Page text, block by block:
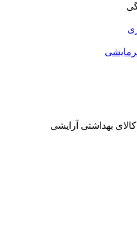
بهداشتی آرایشی